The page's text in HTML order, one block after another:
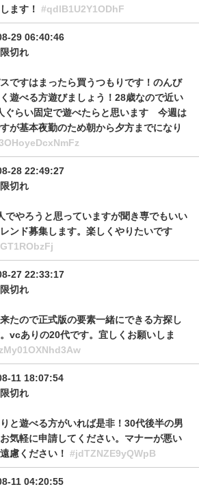
ます！ #qdlB1U2Y1ODhF
29 06:40:46
切れ
ですはまったら買うつもりです！のんび
遊べる方遊びましょう！28歳なので近い
ぐらい固定で遊べたらと思います 今週は
が基本夜勤のため朝から夕方までになり
28 22:49:27
切れ
でやろうと思っていますが聞き専でもいい
ンド募集します。楽しくやりたいです
27 22:33:17
切れ
たので正式版の要素一緒にできる方探し
vcありの20代です。宜しくお願いしま
11 18:07:54
切れ
と遊べる方がいれば是非！30代後半の男
気軽に申請してください。マナーが悪い
慮ください！ #jdTZNZE9yQWpB
11 04:20:55